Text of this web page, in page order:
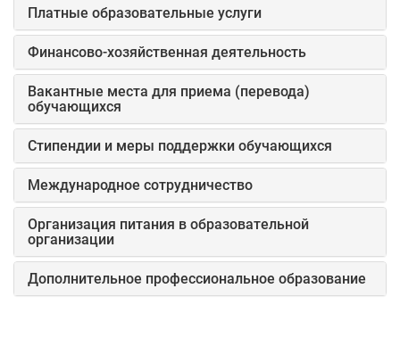
Платные образовательные услуги
Финансово-хозяйственная деятельность
Вакантные места для приема (перевода)
обучающихся
Стипендии и меры поддержки обучающихся
Международное сотрудничество
Организация питания в образовательной
организации
Дополнительное профессиональное образование